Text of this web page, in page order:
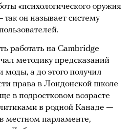
«психологического оружия
он называет систему
работать на Cambridge
методику предсказаний
моды, а до этого получил
права в Лондонской школе
в подростковом возрасте
в родной Канаде —
местном парламенте,